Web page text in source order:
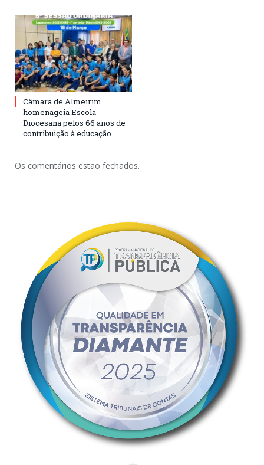
Câmara de Almeirim
homenageia Escola
Diocesana pelos 66 anos de
contribuição à educação
Os comentários estão fechados.